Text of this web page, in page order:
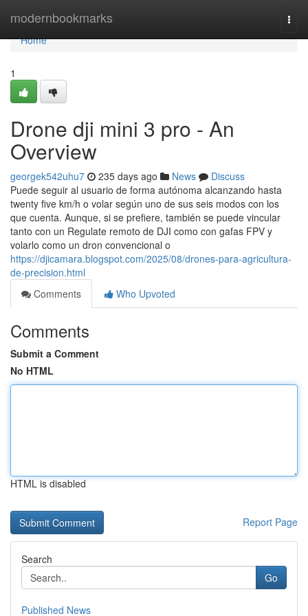
modernbookmarks
Home
Home
1
Drone dji mini 3 pro - An
Overview
georgek542uhu7 235 days ago News
Discuss
Puede seguir al usuario de forma autónoma alcanzando hasta
twenty five km/h o volar según uno de sus seis modos con los
que cuenta. Aunque, si se prefiere, también se puede vincular
tanto con un Regulate remoto de DJI como con gafas FPV y
volarlo como un dron convencional o
https://djicamara.blogspot.com/2025/08/drones-para-agricultura-
de-precision.html
Comments
Who Upvoted
Comments
Submit a Comment
No HTML
HTML is disabled
Report Page
Search
Go
Published News